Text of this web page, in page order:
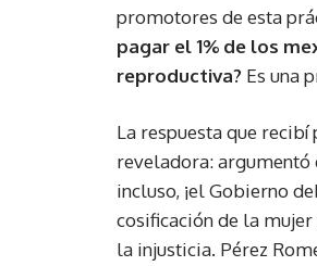
promotores de esta
pagar el 1% de los
reproductiva? Es una
La respuesta que
reveladora: argumentó
incluso, ¡el Gobierno
cosificación de la
la injusticia. Pérez